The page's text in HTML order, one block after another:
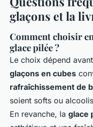
glaçons et la
Comment choisir
glace pilée ?
Le choix dépend
glaçons en cubes
rafraîchissement de
soient softs ou
En revanche, la glace